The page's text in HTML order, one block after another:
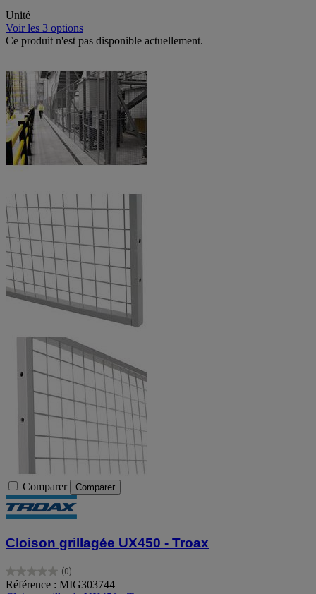
Unité
Voir les 3 options
Ce produit n'est pas disponible actuellement.
Comparer Comparer
Cloison grillagée UX450 - Troax
(0)
0.0
sur
Référence : MIG303744